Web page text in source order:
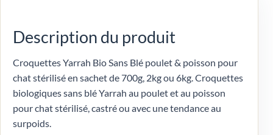
Description du produit
Croquettes Yarrah Bio Sans Blé poulet & poisson pour
chat stérilisé en sachet de 700g, 2kg ou 6kg. Croquettes
biologiques sans blé Yarrah au poulet et au poisson
pour chat stérilisé, castré ou avec une tendance au
surpoids.